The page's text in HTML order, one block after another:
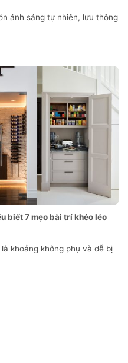
ánh sáng tự nhiên, lưu thông
biết 7 mẹo bài trí khéo léo
khoảng không phụ và dễ bị